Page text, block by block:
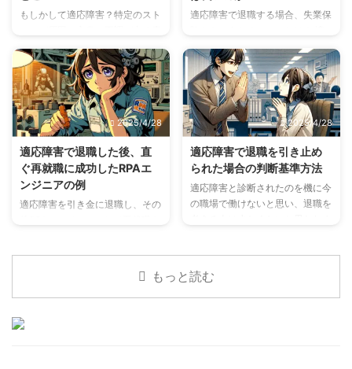
もしかして適応障害？特定のスト
違いを解説。一人で抱え込まず、
回復の第一歩を踏み出しましょ
う。
適応障害で退職する場合、失業保
レスなどが原因で発生する精神的
な障害です。このような状況で退
職を決断することは、大変な選択
ですが、失業保険を受け取ること
で次のステップに進む助けとなり
ます。この記事では、適応障害を
理由に退職する場合、どのように
失業保険をもらうか、その手順と
コツを詳しく解説します。 退職
前にすべきこと 医師の診断書を
要 ...
2025/4/28
適応障害で退職した後、直
ぐ再就職に成功したRPAエ
ンジニアの例
適応障害を引き金に退職し、その
り仕事を辞め、再就職を試みまし
たが、失業保険の申請、治療、そ
打撃など、未曾有の困難に直面
2025/4/28
適応障害で退職を引き止め
られた場合の判断基準方法
適応障害と診断されたのを機に今
の職場で働けないと思い、退職を
合、働き続けても大丈夫なのか？
また退職したい理由として職場に
もっと読む